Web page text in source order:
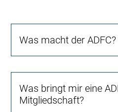
Was macht der ADFC?
Was bringt mir eine
Mitgliedschaft?